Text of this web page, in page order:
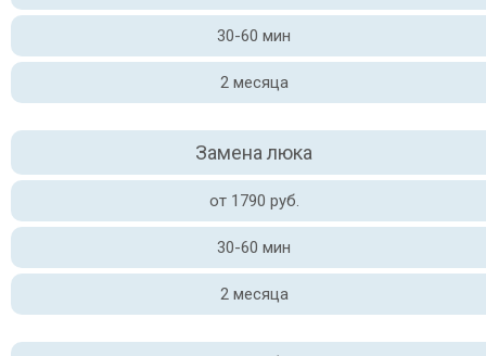
30-60 мин
2 месяца
Замена люка
от 1790 руб.
30-60 мин
2 месяца